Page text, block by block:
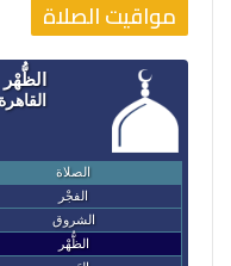
مواقيت الصلاة